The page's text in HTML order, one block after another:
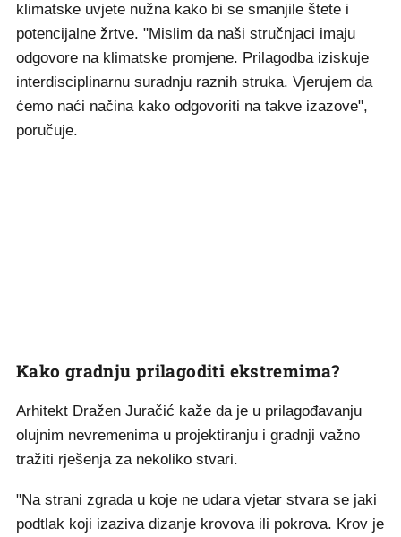
klimatske uvjete nužna kako bi se smanjile štete i
potencijalne žrtve. "Mislim da naši stručnjaci imaju
odgovore na klimatske promjene. Prilagodba iziskuje
interdisciplinarnu suradnju raznih struka. Vjerujem da
ćemo naći načina kako odgovoriti na takve izazove",
poručuje.
Kako gradnju prilagoditi ekstremima?
Arhitekt Dražen Juračić kaže da je u prilagođavanju
olujnim nevremenima u projektiranju i gradnji važno
tražiti rješenja za nekoliko stvari.
"Na strani zgrada u koje ne udara vjetar stvara se jaki
podtlak koji izaziva dizanje krovova ili pokrova. Krov je